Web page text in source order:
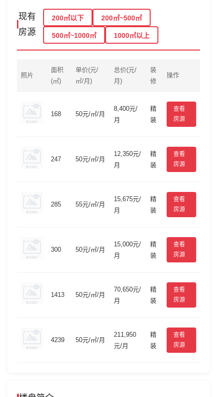
现有
房源
200㎡以下 200㎡~500㎡
500㎡~1000㎡ 1000㎡以上
照片
面积
(㎡)
单价(元/
㎡/月)
总价(元/
月)
装
修
操作
168 50元/㎡/月
8,400元/
月
精
装
查看
房源
247 50元/㎡/月
12,350元/
月
精
装
查看
房源
285 55元/㎡/月
15,675元/
月
精
装
查看
房源
300 50元/㎡/月
15,000元/
月
精
装
查看
房源
1413 50元/㎡/月
70,650元/
月
精
装
查看
房源
4239 50元/㎡/月
211,950
元/月
精
装
查看
房源